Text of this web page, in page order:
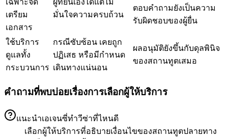
เตรียม
เอกสาร
มั่นใจความครบถ้วน
ตอบคำถามยังเป็นความ
รับผิดชอบของผู้ยื่น
ใช้บริการ
ดูแลทั้ง
กระบวนการ
กรณีซับซ้อน เคยถูก
ปฏิเสธ หรือมีกำหนด
เดินทางแน่นอน
ผลอนุมัติยังขึ้นกับดุลพินิจ
ของสถานทูตเสมอ
คำถามที่พบบ่อยเรื่องการเลือกผู้ให้บริการ
แนะนำเอเจนซี่ทำวีซ่าที่ไหนดี
เลือกผู้ให้บริการที่อธิบายเงื่อนไขของสถานทูตปลายทาง